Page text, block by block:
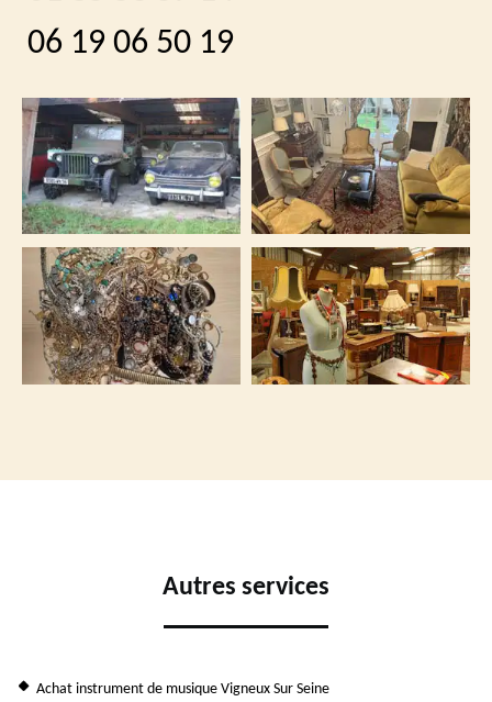
06 19 06 50 19
Autres services
Achat instrument de musique Vigneux Sur Seine